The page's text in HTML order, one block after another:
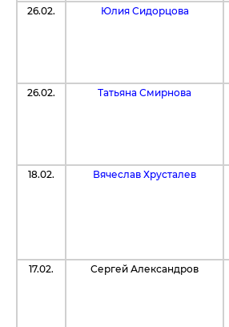
26.02.
Юлия Сидорцова
26.02.
Татьяна Смирнова
18.02. Вячеслав Хрусталев
17.02. Сергей Александров